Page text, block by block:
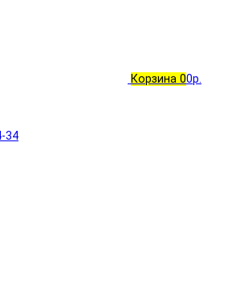
Корзина 00р.
34